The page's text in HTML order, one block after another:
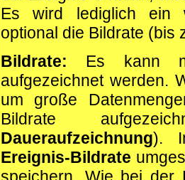
Es wird lediglich ein
optional die Bildrate (bis
Bildrate: Es kann
aufgezeichnet werden.
um große
Bildrate
Daueraufzeichnung).
Ereignis-Bildrate